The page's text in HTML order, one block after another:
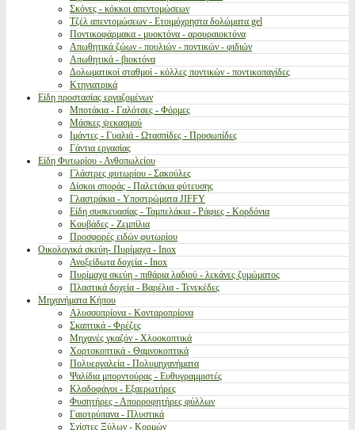
Σκόνες - κόκκοι απεντομώσεων
Τζέλ απεντομώσεων - Ετοιμόχρηστα δολώματα gel
Ποντικοφάρμακα - μυοκτόνα - αρουραιοκτόνα
Απωθητικά ζώων - πουλιών - ποντικών - φιδιών
Απωθητικά - βιοκτόνα
Δολωματικοί σταθμοί - κόλλες ποντικών - ποντικοπαγίδες
Κτηνιατρικά
Είδη προστασίας εργαζομένων
Μποτάκια - Γαλότσες - Φόρμες
Μάσκες ψεκασμού
Ιμάντες - Γυαλιά - Ωτασπίδες - Προσωπίδες
Γάντια εργασίας
Είδη Φυτωρίου - Ανθοπωλείου
Γλάστρες φυτωρίου - Σακούλες
Δίσκοι σποράς - Παλετάκια φύτευσης
Γλαστράκια - Υποστρώματα JIFFY
Είδη συσκευασίας - Ταμπελάκια - Ράφιες - Κορδόνια
Κουβάδες - Ζεμπίλια
Προσφορές ειδών φυτωρίου
Οικολογικά σκεύη- Πυρίμαχα - Inox
Ανοξείδωτα δοχεία - Inox
Πυρίμαχα σκεύη - πιθάρια λαδιού - λεκάνες ζυμώματος
Πλαστικά δοχεία - Βαρέλια - Τενεκέδες
Μηχανήματα Κήπου
Αλυσσοπρίονα - Κονταροπρίονα
Σκαπτικά - Φρέζες
Μηχανές γκαζόν - Χλοοκοπτικά
Χορτοκοπτικά - Θαμνοκοπτικά
Πολυεργαλεία - Πολυμηχανήματα
Ψαλίδια μπορντούρας - Ευθυγραμμιστές
Κλαδοφάγοι - Εξαερωτήρες
Φυσητήρες - Απορροφητήρες φύλλων
Γαιοτρύπανα - Πλυστικά
Σχίστες Ξύλων - Κορμών